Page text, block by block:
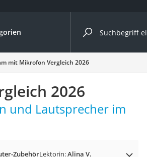
Vergleiche nach Kategorie
4K
mit Mikrofon Vergleich 2026
2026
und Lautsprecher im
ZubehörLektorin:Alina V.